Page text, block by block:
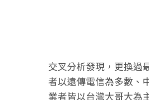
交叉分析發現，更換過
者以遠傳電信為多數、
業者皆以台灣大哥大為